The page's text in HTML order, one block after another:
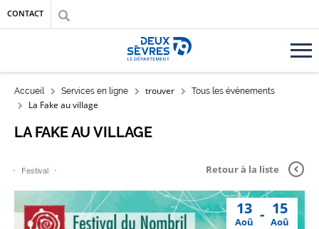
Aller au contenu principal
Aller au menu
Aller à la recherche
CONTACT
Accueil département des Deux-Sèvres
FIL D'ARIANE
Accueil Services en ligne trouver Tous les évènements
La Fake au village
LA FAKE AU VILLAGE
Festival Retour à la liste
13
Aoû
15
Aoû